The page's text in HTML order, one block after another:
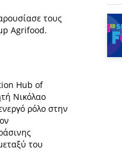
τους
Αgrifood.
Hub of
Νικόλαο
ρόλο στην
του